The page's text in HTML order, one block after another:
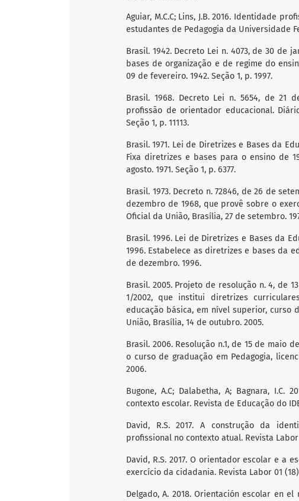
Aguiar, M.C.C; Lins, J.B. 2016. Identidade
estudantes de Pedagogia da Universidade
Brasil. 1942. Decreto Lei n. 4073, de 30 de
bases de organização e de regime do
09 de fevereiro. 1942. Seção 1, p. 1997.
Brasil. 1968. Decreto Lei n. 5654, de 21
profissão de orientador educacional.
Seção 1, p. 11113.
Brasil. 1971. Lei de Diretrizes e Bases da
Fixa diretrizes e bases para o ensino de
agosto. 1971. Seção 1, p. 6377.
Brasil. 1973. Decreto n. 72846, de 26 de
dezembro de 1968, que provê sobre o
Oficial da União, Brasília, 27 de setembro.
Brasil. 1996. Lei de Diretrizes e Bases da
1996. Estabelece as diretrizes e bases da
de dezembro. 1996.
Brasil. 2005. Projeto de resolução n. 4, de
1/2002, que institui diretrizes
educação básica, em nível superior, curso
União, Brasília, 14 de outubro. 2005.
Brasil. 2006. Resolução n.1, de 15 de maio
o curso de graduação em Pedagogia,
2006.
Bugone, A.C; Dalabetha, A; Bagnara,
contexto escolar. Revista de Educação do
David, R.S. 2017. A construção da
profissional no contexto atual. Revista Labor
David, R.S. 2017. O orientador escolar e a
exercício da cidadania. Revista Labor 01
Delgado, A. 2018. Orientación escolar en